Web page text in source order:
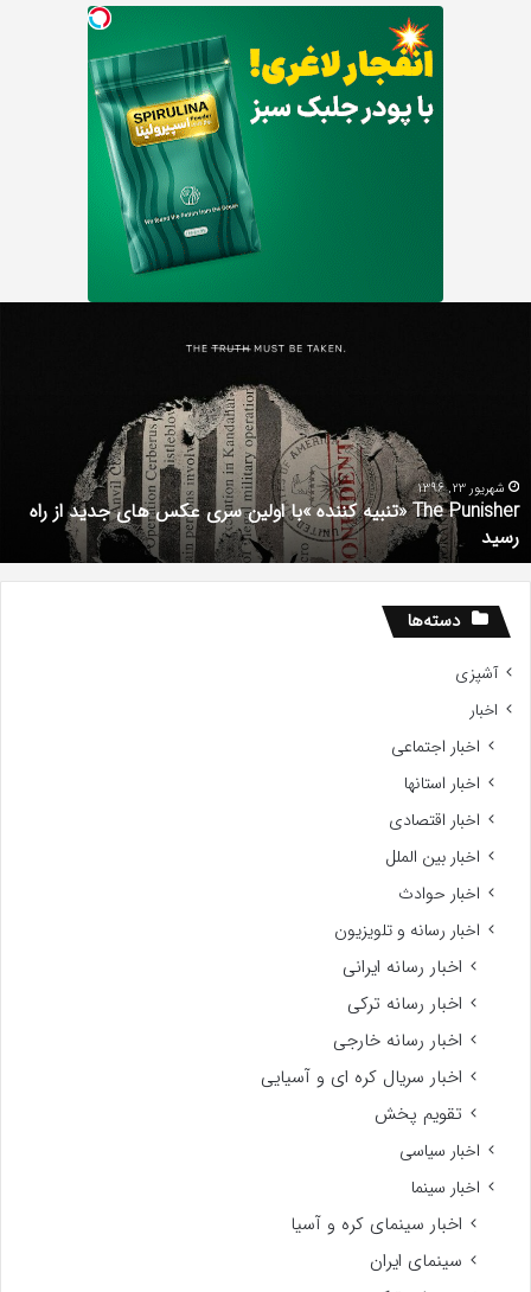
عکس
های
جدید
از
راه
رسید
شهریور 23, 1396
The Punisher «تنبیه کننده »با اولین سری عکس های جدید از راه
رسید
دسته‌ها
آشپزی
اخبار
اخبار اجتماعی
اخبار استانها
اخبار اقتصادی
اخبار بین الملل
اخبار حوادث
اخبار رسانه و تلویزیون
اخبار رسانه ایرانی
اخبار رسانه ترکی
اخبار رسانه خارجی
اخبار سریال کره ای و آسیایی
تقویم پخش
اخبار سیاسی
اخبار سینما
اخبار سینمای کره و آسیا
سینمای ایران